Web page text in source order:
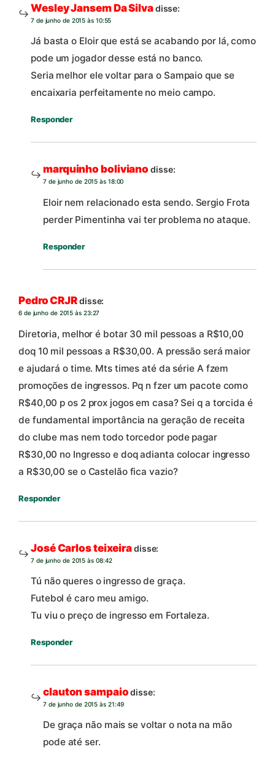
Wesley Jansem Da Silvadisse:
7 de junho de 2015 às 10:55
Já basta o Eloir que está se acabando por lá, como
pode um jogador desse está no banco.
Seria melhor ele voltar para o Sampaio que se
encaixaria perfeitamente no meio campo.
Responder
marquinho boliviano disse:
7 de junho de 2015 às 18:00
Eloir nem relacionado esta sendo. Sergio Frota
perder Pimentinha vai ter problema no ataque.
Responder
Pedro CRJRdisse:
6 de junho de 2015 às 23:27
Diretoria, melhor é botar 30 mil pessoas a R$10,00
doq 10 mil pessoas a R$30,00. A pressão será maior
e ajudará o time. Mts times até da série A fzem
promoções de ingressos. Pq n fzer um pacote como
R$40,00 p os 2 prox jogos em casa? Sei q a torcida é
de fundamental importância na geração de receita
do clube mas nem todo torcedor pode pagar
R$30,00 no Ingresso e doq adianta colocar ingresso
a R$30,00 se o Castelão fica vazio?
Responder
José Carlos teixeiradisse:
7 de junho de 2015 às 08:42
Tú não queres o ingresso de graça.
Futebol é caro meu amigo.
Tu viu o preço de ingresso em Fortaleza.
Responder
clauton sampaio disse:
7 de junho de 2015 às 21:49
De graça não mais se voltar o nota na mão
pode até ser.